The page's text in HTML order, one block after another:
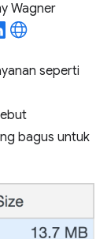
Wagner
seperti
bagus untuk